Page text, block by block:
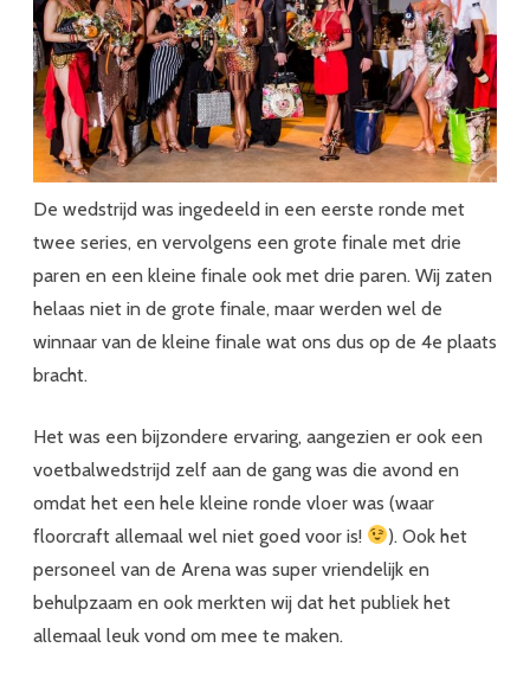
De wedstrijd was ingedeeld in een eerste ronde met
twee series, en vervolgens een grote finale met drie
paren en een kleine finale ook met drie paren. Wij zaten
helaas niet in de grote finale, maar werden wel de
winnaar van de kleine finale wat ons dus op de 4e plaats
bracht.
Het was een bijzondere ervaring, aangezien er ook een
voetbalwedstrijd zelf aan de gang was die avond en
omdat het een hele kleine ronde vloer was (waar
floorcraft allemaal wel niet goed voor is!
). Ook het
personeel van de Arena was super vriendelijk en
behulpzaam en ook merkten wij dat het publiek het
allemaal leuk vond om mee te maken.